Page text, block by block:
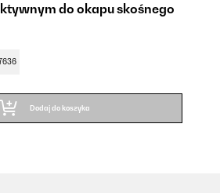
do okapu skośnego
Dodaj do koszyka